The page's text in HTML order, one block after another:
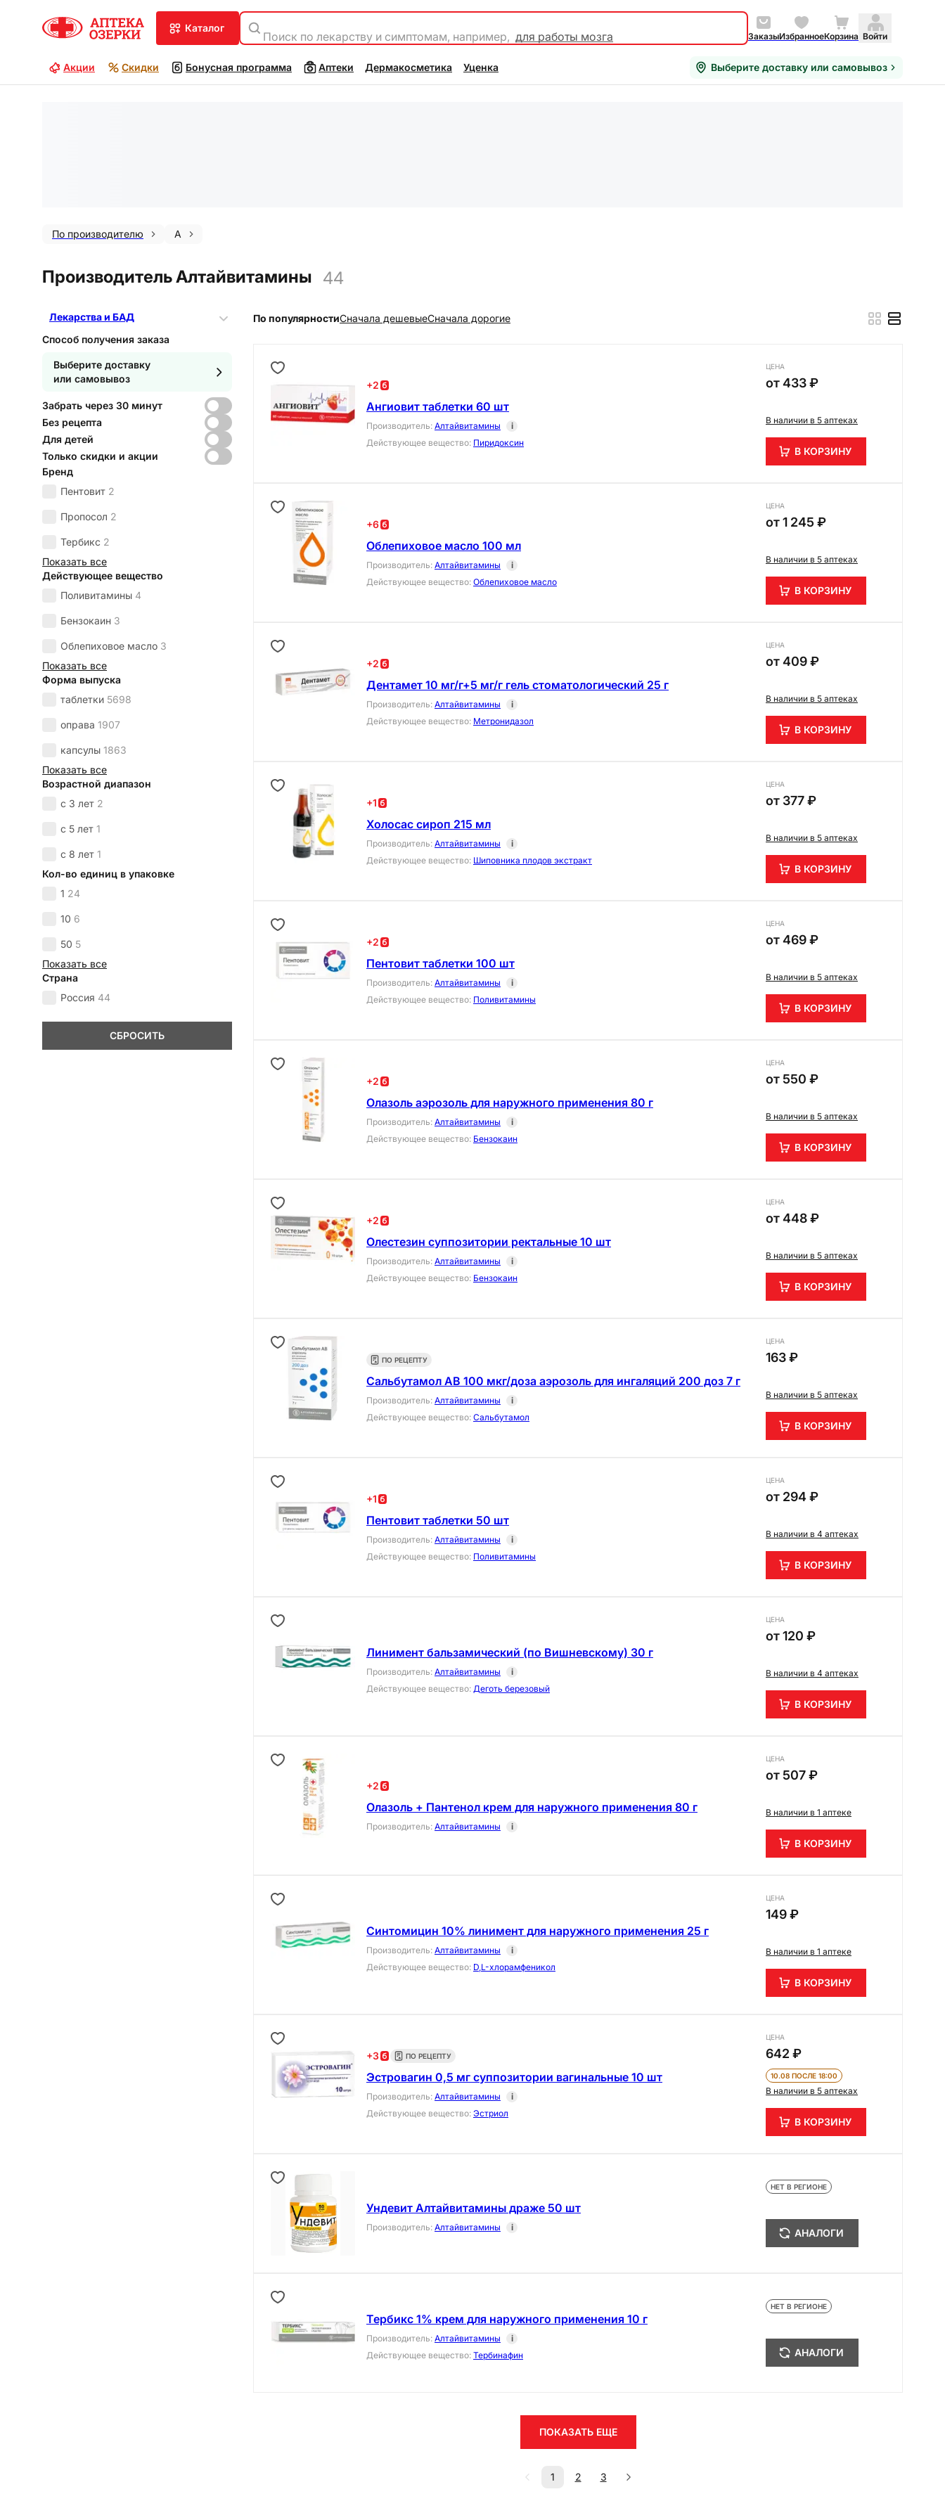
каталог
Поиск по лекарству и симптомам, например, для работы мозга ЗаказыИзбранноеКорзина Войти
Акции Скидки Бонусная программа Аптеки Дермакосметика Уценка Выберите доставку или самовывоз
По производителю А
Производитель Алтайвитамины 44
Лекарства и БАД
Способ получения заказа
Выберите доставку
или самовывоз
Забрать через 30 минут
Без рецепта
Для детей
Только скидки и акции
Бренд
Пентовит 2
Пропосол 2
Тербикс 2
Показать все
Действующее вещество
Поливитамины 4
Бензокаин 3
Облепиховое масло 3
Показать все
Форма выпуска
таблетки 5698
оправа 1907
капсулы 1863
Показать все
Возрастной диапазон
с 3 лет 2
с 5 лет 1
с 8 лет 1
Кол-во единиц в упаковке
1 24
10 6
50 5
Показать все
Страна
Россия 44
СБРОСИТЬ
По популярностиCначала дешевыеCначала дорогие
+2
Ангиовит таблетки 60 шт
Производитель: Алтайвитамины
i
Действующее вещество: Пиридоксин
ЦЕНА
от433 ₽
В наличии в 5 аптеках
В КОРЗИНУ
+6
Облепиховое масло 100 мл
Производитель: Алтайвитамины
i
Действующее вещество: Облепиховое масло
ЦЕНА
от1 245 ₽
В наличии в 5 аптеках
В КОРЗИНУ
+2
Дентамет 10 мг/г+5 мг/г гель стоматологический 25 г
Производитель: Алтайвитамины
i
Действующее вещество: Метронидазол
ЦЕНА
от409 ₽
В наличии в 5 аптеках
В КОРЗИНУ
+1
Холосас сироп 215 мл
Производитель: Алтайвитамины
i
Действующее вещество: Шиповника плодов экстракт
ЦЕНА
от 377 ₽
В наличии в 5 аптеках
В КОРЗИНУ
+2
Пентовит таблетки 100 шт
Производитель: Алтайвитамины
i
Действующее вещество: Поливитамины
ЦЕНА
от469 ₽
В наличии в 5 аптеках
В КОРЗИНУ
+2
Олазоль аэрозоль для наружного применения 80 г
Производитель: Алтайвитамины
i
Действующее вещество: Бензокаин
ЦЕНА
от 550 ₽
В наличии в 5 аптеках
В КОРЗИНУ
+2
Олестезин суппозитории ректальные 10 шт
Производитель: Алтайвитамины
i
Действующее вещество: Бензокаин
ЦЕНА
от448 ₽
В наличии в 5 аптеках
В КОРЗИНУ
ПО РЕЦЕПТУ
Сальбутамол АВ 100 мкг/доза аэрозоль для ингаляций 200 доз 7 г
Производитель: Алтайвитамины
i
Действующее вещество: Сальбутамол
ЦЕНА
163 ₽
В наличии в 5 аптеках
В КОРЗИНУ
+1
Пентовит таблетки 50 шт
Производитель: Алтайвитамины
i
Действующее вещество: Поливитамины
ЦЕНА
от 294 ₽
В наличии в 4 аптеках
В КОРЗИНУ
Линимент бальзамический (по Вишневскому) 30 г
Производитель: Алтайвитамины
i
Действующее вещество: Деготь березовый
ЦЕНА
от120 ₽
В наличии в 4 аптеках
В КОРЗИНУ
+2
Олазоль + Пантенол крем для наружного применения 80 г
Производитель: Алтайвитамины i
ЦЕНА
от 507 ₽
В наличии в 1 аптеке
В КОРЗИНУ
Синтомицин 10% линимент для наружного применения 25 г
Производитель: Алтайвитамины
i
Действующее вещество: D,L-хлорамфеникол
ЦЕНА
149 ₽
В наличии в 1 аптеке
В КОРЗИНУ
+3 ПО РЕЦЕПТУ
Эстровагин 0,5 мг суппозитории вагинальные 10 шт
Производитель: Алтайвитамины
i
Действующее вещество: Эстриол
ЦЕНА
642 ₽
10.08 ПОСЛЕ 18:00
В наличии в 5 аптеках
В КОРЗИНУ
Ундевит Алтайвитамины драже 50 шт
Производитель: Алтайвитамины i
НЕТ В РЕГИОНЕ
АНАЛОГИ
Тербикс 1% крем для наружного применения 10 г
Производитель: Алтайвитамины
i
Действующее вещество: Тербинафин
НЕТ В РЕГИОНЕ
АНАЛОГИ
ПОКАЗАТЬ ЕЩЕ
1 2 3